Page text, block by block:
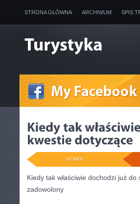
STRONA GŁÓWNA ARCHIWUM SPIS
ADMIN
Kiedy tak właściwie dochodzi już
zadowolony